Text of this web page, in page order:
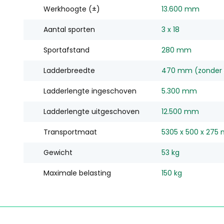
Werkhoogte (±) 13.600 mm
Aantal sporten 3 x 18
Sportafstand 280 mm
Ladderbreedte 470 mm (zonder
Ladderlengte ingeschoven 5.300 mm
Ladderlengte uitgeschoven 12.500 mm
Transportmaat 5305 x 500 x 275
Gewicht 53 kg
Maximale belasting 150 kg